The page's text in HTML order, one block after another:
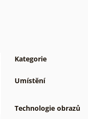
Kategorie
Umístění
Technologie obrazů